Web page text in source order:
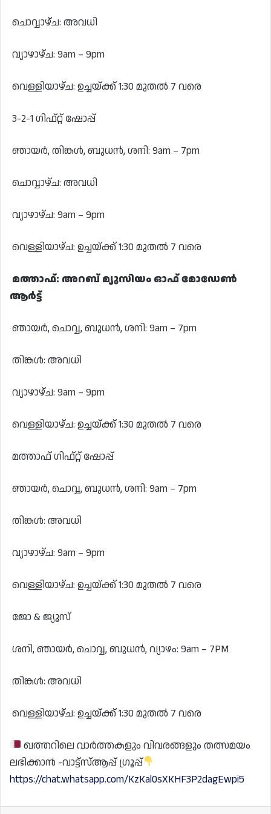
ചൊവ്വാഴ്ച: അവധി
വ്യാഴാഴ്ച: 9am – 9pm
വെള്ളിയാഴ്ച: ഉച്ചയ്ക്ക് 1:30 മുതൽ 7 വരെ
3-2-1 ഗിഫ്റ്റ് ഷോപ്പ്
ഞായർ, തിങ്കൾ, ബുധൻ, ശനി: 9am – 7pm
ചൊവ്വാഴ്ച: അവധി
വ്യാഴാഴ്ച: 9am – 9pm
വെള്ളിയാഴ്ച: ഉച്ചയ്ക്ക് 1:30 മുതൽ 7 വരെ
മത്താഫ്: അറബ് മ്യൂസിയം ഓഫ് മോഡേൺ
ആർട്ട്
ഞായർ, ചൊവ്വ, ബുധൻ, ശനി: 9am – 7pm
തിങ്കൾ: അവധി
വ്യാഴാഴ്ച: 9am – 9pm
വെള്ളിയാഴ്ച: ഉച്ചയ്ക്ക് 1:30 മുതൽ 7 വരെ
മത്താഫ് ഗിഫ്റ്റ് ഷോപ്പ്
ഞായർ, ചൊവ്വ, ബുധൻ, ശനി: 9am – 7pm
തിങ്കൾ: അവധി
വ്യാഴാഴ്ച: 9am – 9pm
വെള്ളിയാഴ്ച: ഉച്ചയ്ക്ക് 1:30 മുതൽ 7 വരെ
ജോ & ജ്യൂസ്
ശനി, ഞായർ, ചൊവ്വ, ബുധൻ, വ്യാഴം: 9am – 7PM
തിങ്കൾ: അവധി
വെള്ളിയാഴ്ച: ഉച്ചയ്ക്ക് 1:30 മുതൽ 7 വരെ
ഖത്തറിലെ വാർത്തകളും വിവരങ്ങളും തത്സമയം
ലഭിക്കാൻ -വാട്ട്സ്ആപ്പ് ഗ്രൂപ്പ്
https://chat.whatsapp.com/KzKal0sXKHF3P2dagEwpi5